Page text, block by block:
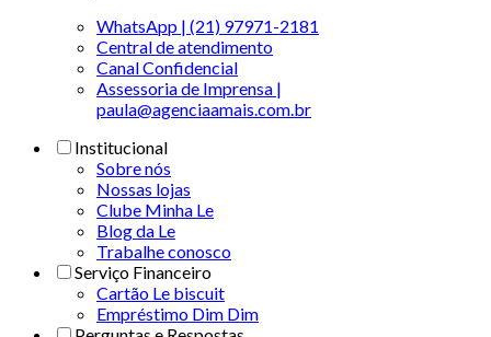
WhatsApp | (21) 97971-2181
Central de atendimento
Canal Confidencial
Assessoria de Imprensa |
paula@agenciaamais.com.br
Institucional
Sobre nós
Nossas lojas
Clube Minha Le
Blog da Le
Trabalhe conosco
Serviço Financeiro
Cartão Le biscuit
Empréstimo Dim Dim